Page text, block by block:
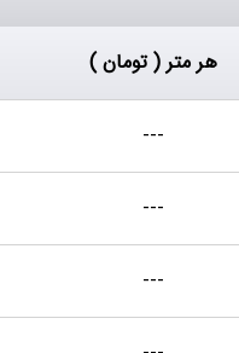
هر متر ( تومان )
---
---
---